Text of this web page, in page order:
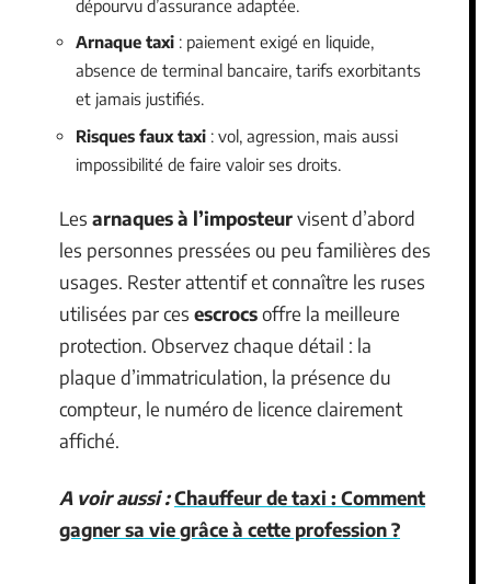
dépourvu d’assurance adaptée.
Arnaque taxi : paiement exigé en liquide,
absence de terminal bancaire, tarifs exorbitants
et jamais justifiés.
Risques faux taxi : vol, agression, mais aussi
impossibilité de faire valoir ses droits.
Les arnaques à l’imposteurvisent d’abord
les personnes pressées ou peu familières des
usages. Rester attentif et connaître les ruses
utilisées par ces escrocsoffre la meilleure
protection. Observez chaque détail : la
plaque d’immatriculation, la présence du
compteur, le numéro de licence clairement
affiché.
A voir aussi :Chauffeur de taxi : Comment
gagner sa vie grâce à cette profession ?